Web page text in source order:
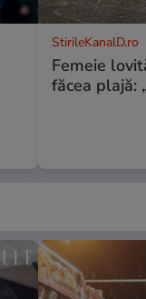
StirileKanalD.ro
Femeie
făcea plajă: